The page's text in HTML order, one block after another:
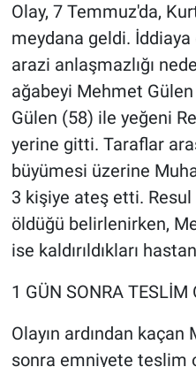
Olay, 7 Temmuz'da,
meydana geldi.
arazi anlaşmazlığı
ağabeyi Mehmet
Gülen (58) ile yeğeni
yerine gitti. Taraflar
büyümesi üzerine
3 kişiye ateş etti.
öldüğü belirlenirken,
ise kaldırıldıkları
1 GÜN SONRA TESLİM
Olayın ardından
sonra emniyete teslim